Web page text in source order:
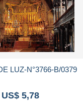
LUZ-N°3766-B/0379
5,78